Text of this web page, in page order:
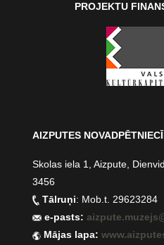
PROJEKTU
AIZPUTES
Skolas iela 1, Aizpute,
3456
Tālruņi: Mob.t. 29623284
e-pasts:
Mājas lapa: